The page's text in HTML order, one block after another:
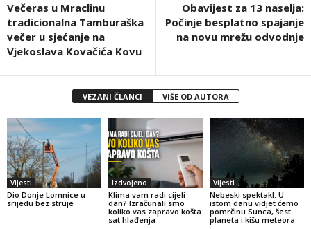
Večeras u Mraclinu
tradicionalna Tamburaška
večer u sjećanje na
Vjekoslava Kovačića Kovu
Obavijest za 13 naselja:
Počinje besplatno spajanje
na novu mrežu odvodnje
VEZANI ČLANCI VIŠE OD AUTORA
Vijesti
Dio Donje Lomnice u
srijedu bez struje
Izdvojeno
Klima vam radi cijeli
dan? Izračunali smo
koliko vas zapravo košta
sat hlađenja
Vijesti
Nebeski spektakl: U
istom danu vidjet ćemo
pomrčinu Sunca, šest
planeta i kišu meteora